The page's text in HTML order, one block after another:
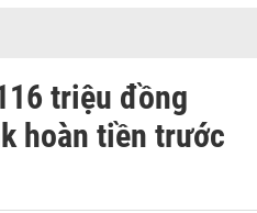
triệu đồng
hoàn tiền trước